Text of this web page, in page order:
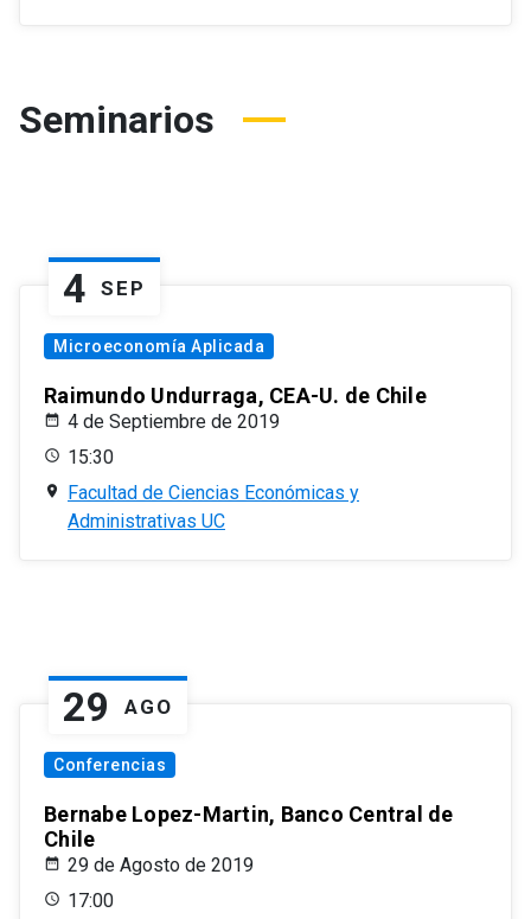
Seminarios
4 SEP
Microeconomía Aplicada
Raimundo Undurraga, CEA-U. de Chile
4 de Septiembre de 2019
15:30
Facultad de Ciencias Económicas y
Administrativas UC
29 AGO
Conferencias
Bernabe Lopez-Martin, Banco Central de
Chile
29 de Agosto de 2019
17:00